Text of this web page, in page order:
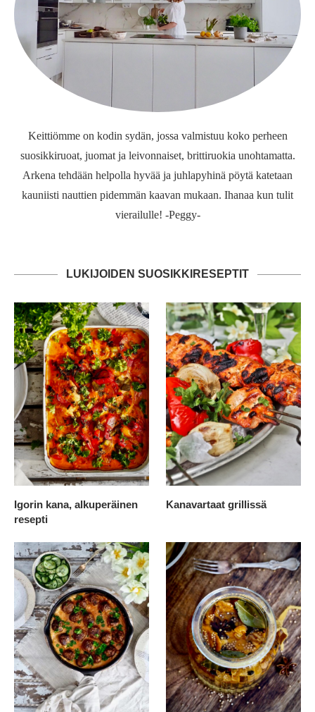
Keittiömme on kodin sydän, jossa valmistuu koko perheen
suosikkiruoat, juomat ja leivonnaiset, brittiruokia unohtamatta.
Arkena tehdään helpolla hyvää ja juhlapyhinä pöytä katetaan
kauniisti nauttien pidemmän kaavan mukaan. Ihanaa kun tulit
vierailulle! -Peggy-
LUKIJOIDEN SUOSIKKIRESEPTIT
Igorin kana, alkuperäinen
resepti
Kanavartaat grillissä